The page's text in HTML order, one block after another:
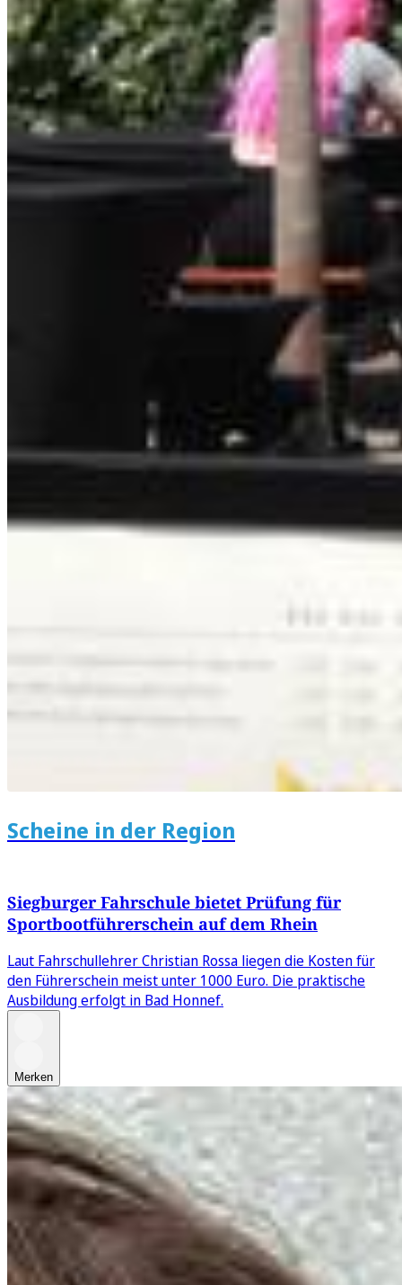
Scheine in der Region
Siegburger Fahrschule bietet Prüfung für
Sportbootführerschein auf dem Rhein
Laut Fahrschullehrer Christian Rossa liegen die Kosten für
den Führerschein meist unter 1000 Euro. Die praktische
Ausbildung erfolgt in Bad Honnef.
Merken